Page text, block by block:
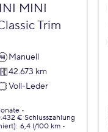
MINI
Trim
Manuell
42.673 km
Voll-Leder
€ Schlusszahlung
: 6,4 l/100 km